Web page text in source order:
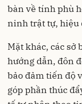
bàn về tính phù
ninh trật tự, hiệu
Mặt khác, các sở
hướng dẫn, đôn
bảo đảm tiến độ
góp phần thúc